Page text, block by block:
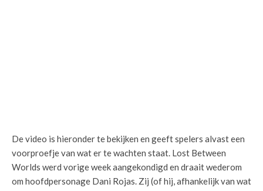
De video is hieronder te bekijken en geeft spelers alvast een
voorproefje van wat er te wachten staat. Lost Between
Worlds werd vorige week aangekondigd en draait wederom
om hoofdpersonage Dani Rojas. Zij (of hij, afhankelijk van wat